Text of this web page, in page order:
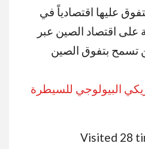
عليها اقتصادياً في
على اقتصاد الصين عبر
لن تسمح بتفوق الصين
البيولوجي للسيطرة
Visited 28